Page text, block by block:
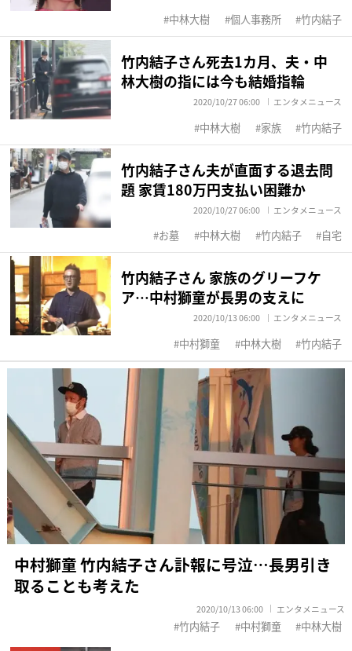
中林大樹 個人事務所 竹内結子
竹内結子さん死去1カ月、夫・中
林大樹の指には今も結婚指輪
2020/10/27 06:00 エンタメニュース
中林大樹 家族 竹内結子
竹内結子さん夫が直面する退去問
題 家賃180万円支払い困難か
2020/10/27 06:00 エンタメニュース
お墓 中林大樹 竹内結子 自宅
竹内結子さん 家族のグリーフケ
ア…中村獅童が長男の支えに
2020/10/13 06:00 エンタメニュース
中村獅童 中林大樹 竹内結子
中村獅童 竹内結子さん訃報に号泣…長男引き
取ることも考えた
2020/10/13 06:00 エンタメニュース
竹内結子 中村獅童 中林大樹